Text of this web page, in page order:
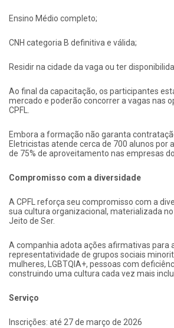
Ensino Médio completo;
CNH categoria B definitiva e válida;
Residir na cidade da vaga ou ter
Ao final da capacitação, os participantes
mercado e poderão concorrer a vagas nas
CPFL.
Embora a formação não garanta
Eletricistas atende cerca de 700 alunos por
de 75% de aproveitamento nas empresas
Compromisso com a diversidade
A CPFL reforça seu compromisso com a
sua cultura organizacional, materializada
Jeito de Ser.
A companhia adota ações afirmativas para
representatividade de grupos sociais
mulheres, LGBTQIA+, pessoas com
construindo uma cultura cada vez mais
Serviço
Inscrições: até 27 de março de 2026